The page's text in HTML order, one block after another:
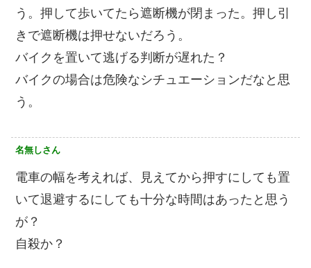
う。押して歩いてたら遮断機が閉まった。押し引
きで遮断機は押せないだろう。
バイクを置いて逃げる判断が遅れた？
バイクの場合は危険なシチュエーションだなと思
う。
名無しさん
電車の幅を考えれば、見えてから押すにしても置
いて退避するにしても十分な時間はあったと思う
が？
自殺か？